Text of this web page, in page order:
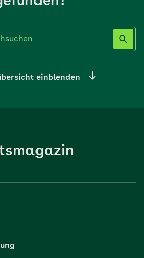
einblenden